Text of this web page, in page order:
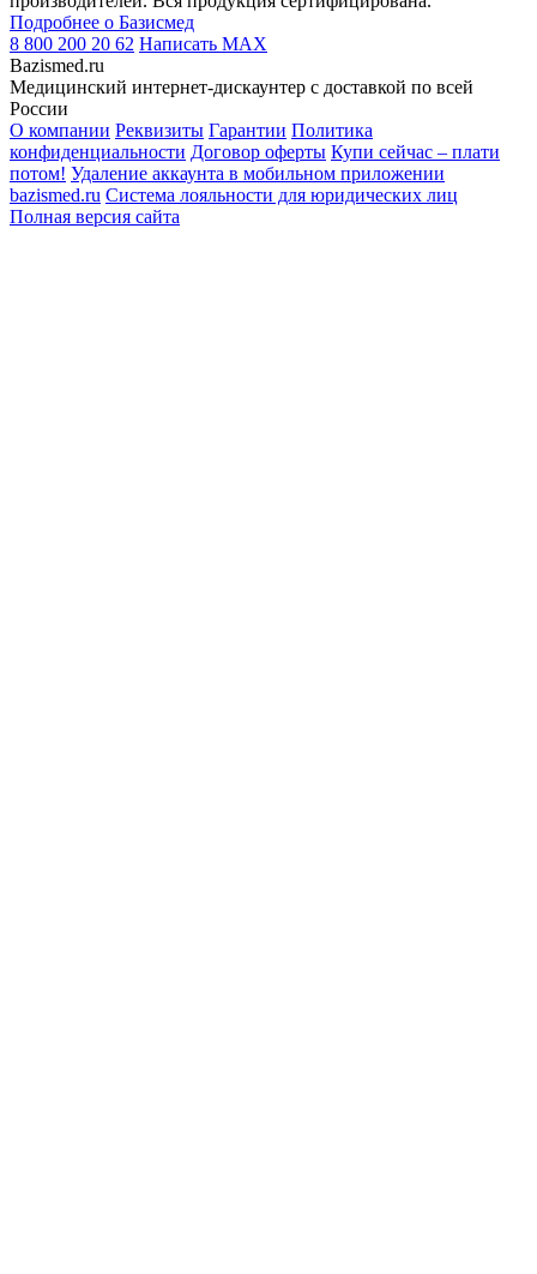
Подробнее о Базисмед
8 800 200 20 62 Написать MAX
Bazismed.ru
Медицинский интернет-дискаунтер с доставкой по всей
России
О компании Реквизиты Гарантии Политика
конфиденциальности Договор оферты Купи сейчас – плати
потом! Удаление аккаунта в мобильном приложении
bazismed.ru Система лояльности для юридических лиц
Полная версия сайта